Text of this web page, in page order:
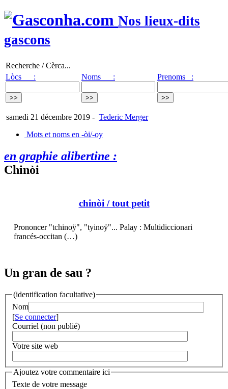
Nos lieux-dits
gascons
Recherche / Cèrca...
Lòcs :
Noms : Prenoms :
samedi 21 décembre 2019 - Tederic Merger
Mots et noms en -òi/-oy
en graphie alibertine :
Chinòi
chinòi/ tout petit
Prononcer "tchinoÿ", "tyinoÿ"... Palay : Multidiccionari
francés-occitan (…)
Un gran de sau ?
(identification facultative)
Nom
[Se connecter]
Courriel (non publié)
Votre site web
Ajoutez votre commentaire ici
Texte de votre message